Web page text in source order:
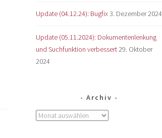
Update (04.12.24): Bugfix 3. Dezember 2024
Update (05.11.2024): Dokumentenlenkung
und Suchfunktion verbessert29. Oktober
2024
Archiv